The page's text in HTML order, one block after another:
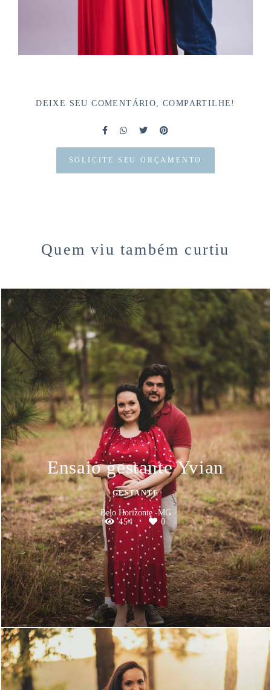
DEIXE SEU COMENTÁRIO, COMPARTILHE!
SOLICITE SEU ORÇAMENTO
Quem viu também curtiu
Ensaio gestante Yvian
GESTANTE
Belo Horizonte -MG
454
0